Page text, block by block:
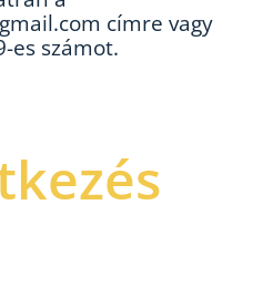
címre vagy
es számot.